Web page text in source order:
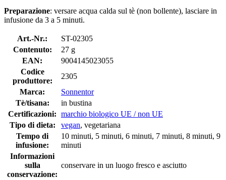
Preparazione: versare acqua calda sul tè (non bollente), lasciare in
infusione da 3 a 5 minuti.
Art.-Nr.:
ST-02305
Contenuto:
27 g
EAN:
9004145023055
Codice
produttore:
2305
Marca:
Sonnentor
Tè/tisana:
in bustina
Certificazioni: marchio biologico UE / non UE
Tipo di dieta:
vegan, vegetariana
Tempo di
infusione:
10 minuti, 5 minuti, 6 minuti, 7 minuti, 8 minuti, 9
minuti
Informazioni
sulla
conservazione:
conservare in un luogo fresco e asciutto